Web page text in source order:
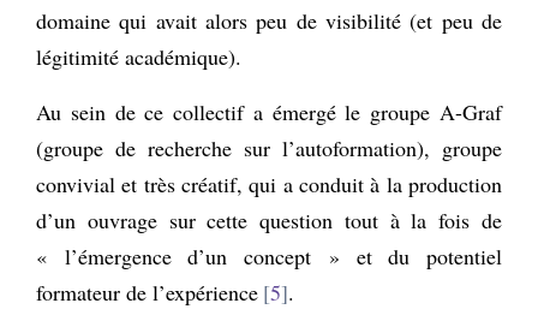
domaine qui avait alors peu de visibilité (et peu de
légitimité académique).
Au sein de ce collectif a émergé le groupe A-Graf
(groupe de recherche sur l’autoformation), groupe
convivial et très créatif, qui a conduit à la production
d’un ouvrage sur cette question tout à la fois de
« l’émergence d’un concept » et du potentiel
formateur de l’expérience 5 .